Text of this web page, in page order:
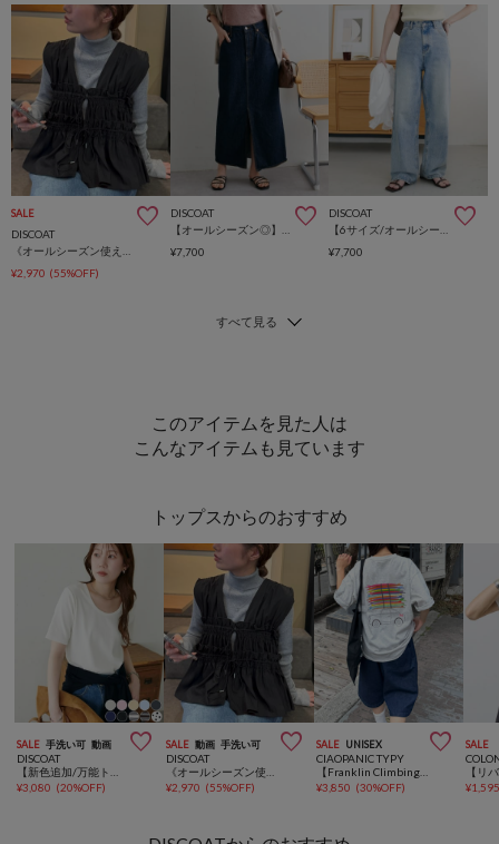
SALE
DISCOAT
¥2,970 (55%OFF)
DISCOAT
¥7,700
DISCOAT
¥7,700
このアイテムを見た人は
こんなアイテムも見ています
トップスからのおすすめ
SALE 手洗い可 動画 
DISCOAT
¥3,080 (20%OFF)
SALE 動画 手洗い可 
DISCOAT
¥2,970 (55%OFF)
SALE UNISEX 
CIAOPANIC TYPY
【Franklin Climbing】 サーフボード&CARバックプリントTee
¥3,850 (30%OFF)
SALE
¥